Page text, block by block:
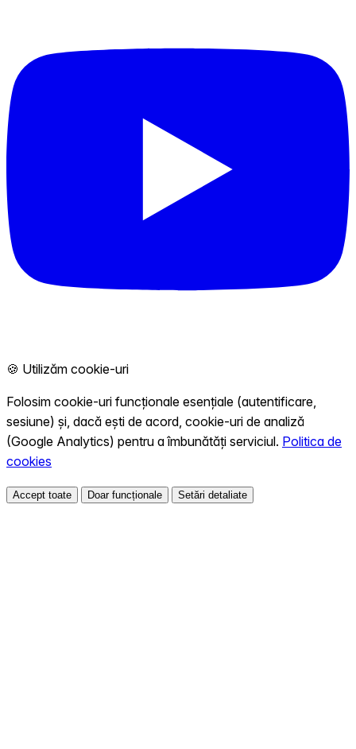
🍪 Utilizăm cookie-uri
Folosim cookie-uri funcționale esențiale (autentificare,
sesiune) și, dacă ești de acord, cookie-uri de analiză
(Google Analytics) pentru a îmbunătăți serviciul. Politica de
cookies
Accept toate Doar funcționale Setări detaliate